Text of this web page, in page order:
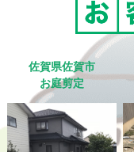
佐賀県佐賀市
お庭剪定